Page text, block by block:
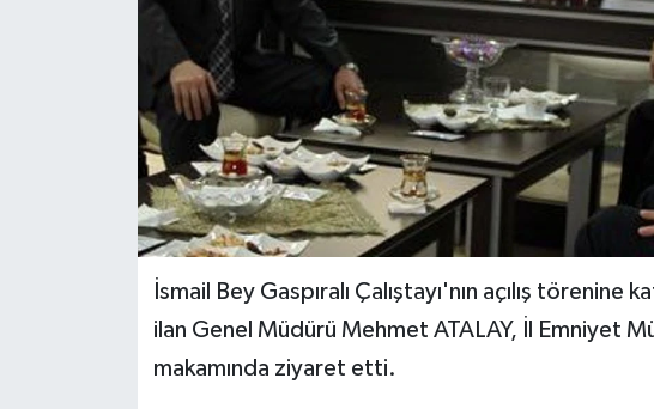
İsmail Bey Gaspıralı Çalıştayı'nın açılış törenine
ilan Genel Müdürü Mehmet ATALAY, İl Emniyet
makamında ziyaret etti.
Sivil Toplum